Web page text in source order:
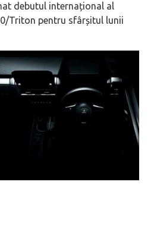
debutul internațional al
Triton pentru sfârșitul lunii